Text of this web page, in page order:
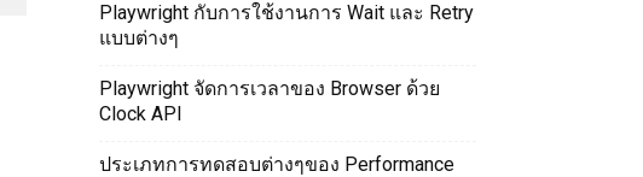
Playwright กับการใช้งานการ Wait และ Retry
แบบต่างๆ
Playwright จัดการเวลาของ Browser ด้วย
Clock API
ประเภทการทดสอบต่างๆของ Performance